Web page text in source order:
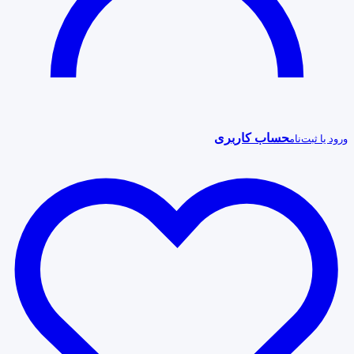
ورود یا ثبت‌نامحساب کاربری